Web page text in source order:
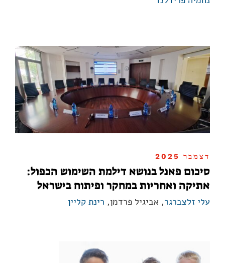
דצמבר 2025
סיכום פאנל בנושא דילמת השימוש הכפול:
אתיקה ואחריות במחקר ופיתוח בישראל
עלי זלצברגר, אביגיל פרדמן, רינת קליין